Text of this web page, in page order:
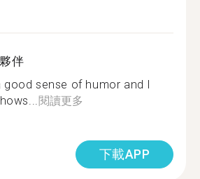
伴
good sense of humor and I
閱讀更多
下載APP